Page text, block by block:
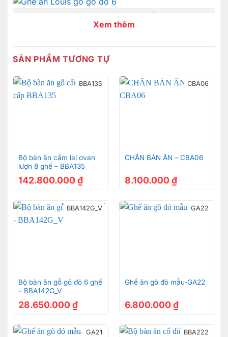
Ghế ăn Louis gỗ gõ đỏ + ốp nu
Ghế ăn Louis gỗ gõ đỏ + ốp nu
Ghế ăn Louis gỗ gõ đỏ + ốp nu
Xem thêm
SẢN PHẨM TƯƠNG TỰ
BBA135
Bộ bàn ăn cẩm lai ovan
lượn 8 ghế – BBA135
142.800.000 ₫
CBA06
CHÂN BÀN ĂN – CBA06
8.100.000 ₫
BBA142G_V
Bộ bàn ăn gỗ gõ đỏ 6 ghế
– BBA142G_V
28.650.000 ₫
GA22
Ghế ăn gõ đỏ mẫu-GA22
6.800.000 ₫
GA21 BBA222